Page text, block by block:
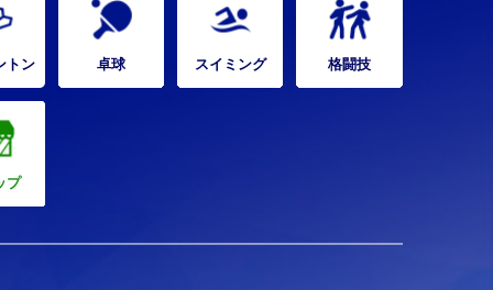
トン 卓球 スイミング 格闘技
プ